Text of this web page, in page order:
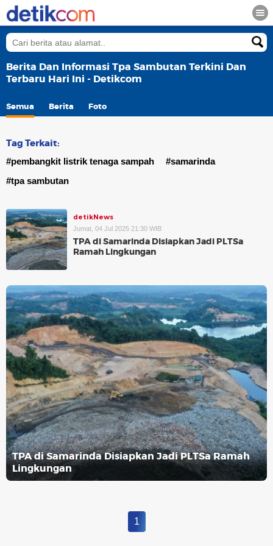
Berita Dan Informasi Tpa Sambutan Terkini Dan
Terbaru Hari Ini - Detikcom
Semua Berita Foto
Tag Terkait:
#pembangkit listrik tenaga sampah
#samarinda
#tpa sambutan
detikNews
Jumat, 04 Jul 2025 21:30 WIB
TPA di Samarinda Disiapkan Jadi PLTSa
Ramah Lingkungan
TPA di Samarinda Disiapkan Jadi PLTSa Ramah
Lingkungan
1